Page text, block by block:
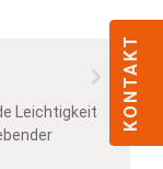
Leichtigkeit
KONTAKT